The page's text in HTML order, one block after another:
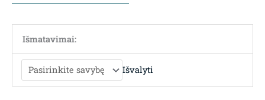
Išmatavimai:
Išvalyti